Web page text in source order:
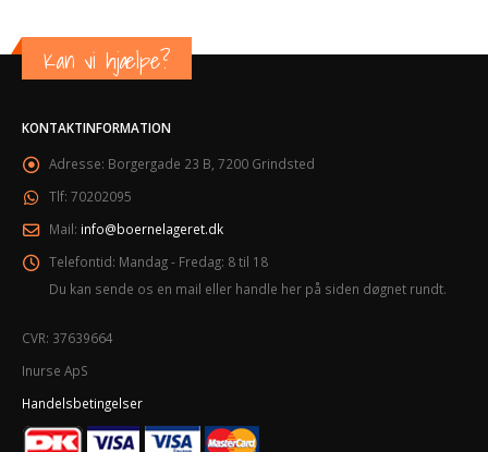
Kan vi hjælpe?
KONTAKTINFORMATION
Adresse: Borgergade 23 B, 7200 Grindsted
Tlf: 70202095
Mail: info@boernelageret.dk
Telefontid: Mandag - Fredag: 8 til 18
Du kan sende os en mail eller handle her på siden døgnet rundt.
CVR: 37639664
Inurse ApS
Handelsbetingelser